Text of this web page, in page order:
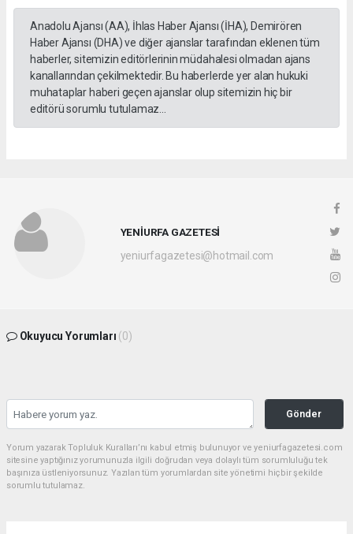
Anadolu Ajansı (AA), İhlas Haber Ajansı (İHA), Demirören
Haber Ajansı (DHA) ve diğer ajanslar tarafından eklenen tüm
haberler, sitemizin editörlerinin müdahalesi olmadan ajans
kanallarından çekilmektedir. Bu haberlerde yer alan hukuki
muhataplar haberi geçen ajanslar olup sitemizin hiç bir
editörü sorumlu tutulamaz...
YENİURFA GAZETESİ
yeniurfagazetesi@hotmail.com
Okuyucu Yorumları (0)
Gönder
Yorum yazarak Topluluk Kuralları’nı kabul etmiş bulunuyor ve yeniurfagazetesi.com
sitesine yaptığınız yorumunuzla ilgili doğrudan veya dolaylı tüm sorumluluğu tek
başınıza üstleniyorsunuz. Yazılan tüm yorumlardan site yönetimi hiçbir şekilde
sorumlu tutulamaz.